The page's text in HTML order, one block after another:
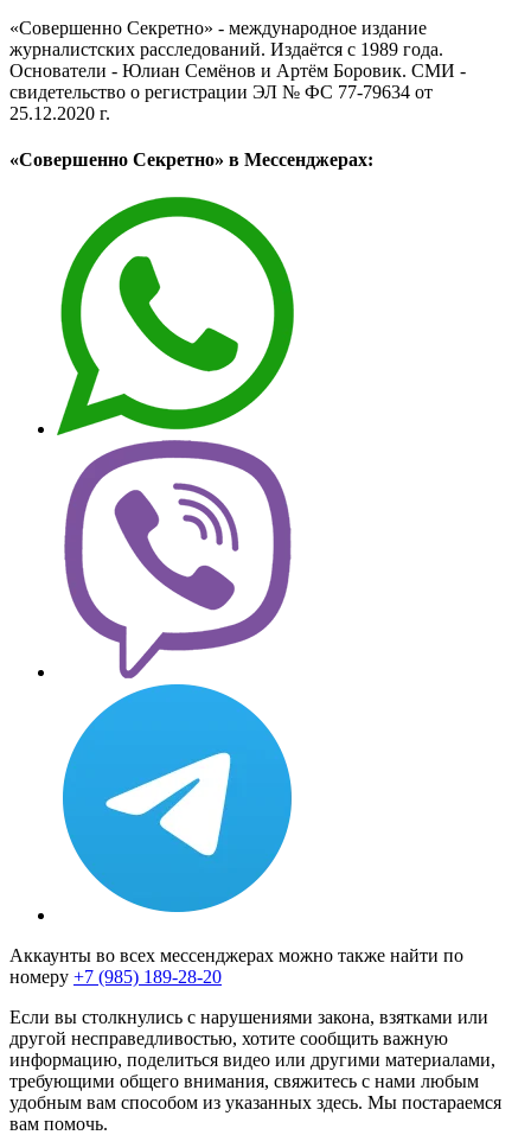
«Совершенно Секретно» - международное издание
журналистских расследований. Издаётся с 1989 года.
Основатели - Юлиан Семёнов и Артём Боровик. CМИ -
свидетельство о регистрации ЭЛ № ФС 77-79634 от
25.12.2020 г.
«Совершенно Секретно» в Мессенджерах:
Аккаунты во всех мессенджерах можно также найти по
номеру +7 (985) 189-28-20
Если вы столкнулись с нарушениями закона, взятками или
другой несправедливостью, хотите сообщить важную
информацию, поделиться видео или другими материалами,
требующими общего внимания, свяжитесь с нами любым
удобным вам способом из указанных здесь. Мы постараемся
вам помочь.